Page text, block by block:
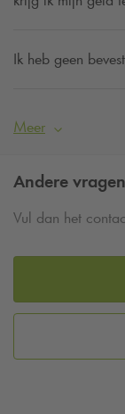
Ik heb geen
Meer
Andere
Vul dan het